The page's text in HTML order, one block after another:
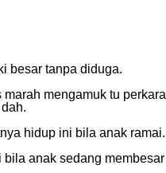
besar tanpa diduga.
mengamuk tu
hidup ini bila anak ramai.
anak sedang